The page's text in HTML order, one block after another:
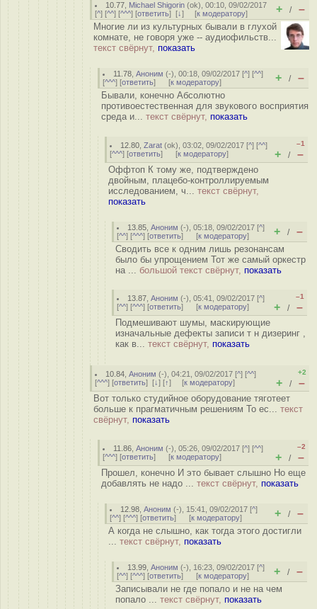
10.77 Michael Shigorin (ok), 00:10, 09/02/2017
[^] [^^] [^^^] [ответить] [↓] [к модератору] + / –
Многие ли из культурных бывали в глухой
комнате, не говоря уже -- аудиофильств...
текст свёрнут, показать
11.78 ,Аноним (-), 00:18, 09/02/2017 [^] [^^]
[^^^] [ответить] [к модератору] + / –
Бывали, конечно Абсолютно
противоестественная для звукового восприятия
среда и... текст свёрнут, показать
12.80 ,Zarat (ok), 03:02, 09/02/2017 [^] [^^]
[^^^] [ответить] [к модератору]
–1
+ / –
Оффтоп К тому же, подтверждено
двойным, плацебо-контроллируемым
исследованием, ч... текст свёрнут,
показать
13.85 ,Аноним (-), 05:18, 09/02/2017 [^]
[^^] [^^^] [ответить] [к модератору] + / –
Сводить все к одним лишь резонансам
было бы упрощением Тот же самый оркестр
на ... большой текст свёрнут, показать
13.87 ,Аноним (-), 05:41, 09/02/2017 [^]
[^^] [^^^] [ответить] [к модератору]
–1
+ / –
Подмешивают шумы, маскирующие
изначальные дефекты записи т н дизеринг ,
как в... текст свёрнут, показать
10.84 ,Аноним (-), 04:21, 09/02/2017 [^] [^^]
[^^^] [ответить] [↓] [↑] [к модератору]
+2
+ / –
Вот только студийное оборудование тяготеет
больше к прагматичным решениям То ес... текст
свёрнут, показать
11.86 ,Аноним (-), 05:26, 09/02/2017 [^] [^^]
[^^^] [ответить] [к модератору]
–2
+ / –
Прошел, конечно И это бывает слышно Но еще
добавлять не надо ... текст свёрнут, показать
12.98 ,Аноним (-), 15:41, 09/02/2017 [^]
[^^] [^^^] [ответить] [к модератору] + / –
А когда не слышно, как тогда этого достигли
... текст свёрнут, показать
13.99 ,Аноним (-), 16:23, 09/02/2017 [^]
[^^] [^^^] [ответить] [к модератору] + / –
Записывали не где попало и не на чем
попало ... текст свёрнут, показать